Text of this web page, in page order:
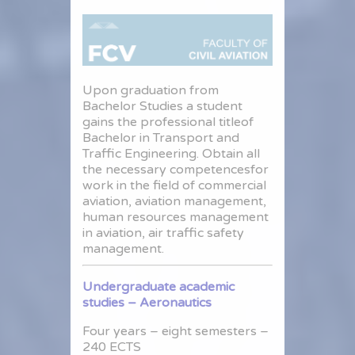
Upon graduation from
Bachelor Studies a student
gains the professional titleof
Bachelor in Transport and
Traffic Engineering. Obtain all
the necessary competencesfor
work in the field of commercial
aviation, aviation management,
human resources management
in aviation, air traffic safety
management.
Undergraduate academic
studies – Aeronautics
Four years – eight semesters –
240 ECTS